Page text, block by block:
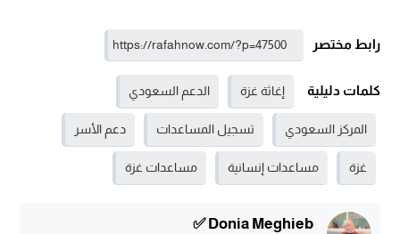
رابط مختصر
كلمات دليلية إغاثة غزة الدعم السعودي
المركز السعودي تسجيل المساعدات دعم الأسر
غزة مساعدات إنسانية مساعدات غزة
Donia Meghieb ✅